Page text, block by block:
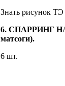
Знать рисунок
6. СПАРРИНГ
матсоги).
6 шт.